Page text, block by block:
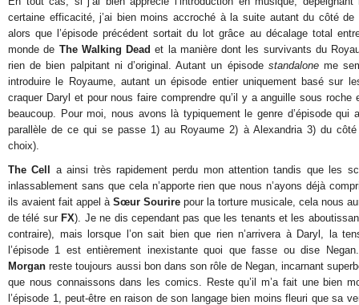
certaine efficacité, j’ai bien moins accroché à la suite autant du côté
alors que l’épisode précédent sortait du lot grâce au décalage total
monde de The Walking Dead et la manière dont les survivants du
rien de bien palpitant ni d’original. Autant un épisode standaloneme
introduire le Royaume, autant un épisode entier uniquement basé sur
craquer Daryl et pour nous faire comprendre qu’il y a anguille sous
beaucoup. Pour moi, nous avons là typiquement le genre d’épisode qui
parallèle de ce qui se passe 1) au Royaume 2) à Alexandria 3) du
choix).
The Cell
a ainsi très rapidement perdu mon attention tandis que les
inlassablement sans que cela n’apporte rien que nous n’ayons déjà
ils avaient fait appel à Sœur Sourire pour la torture musicale, cela nous
de télé sur FX). Je ne dis cependant pas que les tenants et les
contraire), mais lorsque l’on sait bien que rien n’arrivera à Daryl, la
l’épisode 1 est entièrement inexistante quoi que fasse ou dise
Morgan reste toujours aussi bon dans son rôle de Negan, incarnant
que nous connaissons dans les comics. Reste qu’il m’a fait une bien
l’épisode 1, peut-être en raison de son langage bien moins fleuri que sa